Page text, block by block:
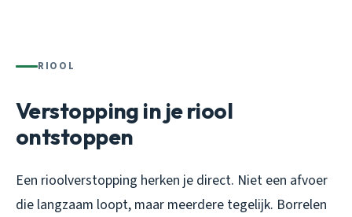
RIOOL
Verstopping in je riool
ontstoppen
Een rioolverstopping herken je direct. Niet een afvoer
die langzaam loopt, maar meerdere tegelijk. Borrelen